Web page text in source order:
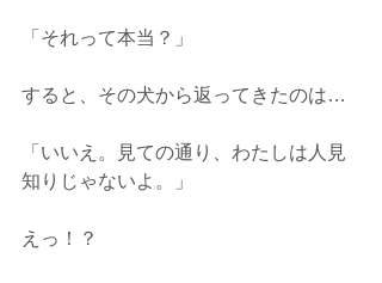
「それって本当？」
すると、その犬から返ってきたのは…
「いいえ。見ての通り、わたしは人見
知りじゃないよ。」
えっ！？